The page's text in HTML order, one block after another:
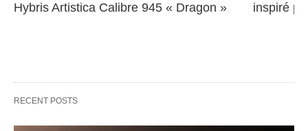
Hybris Artistica Calibre 945 « Dragon »
inspiré
RECENT POSTS